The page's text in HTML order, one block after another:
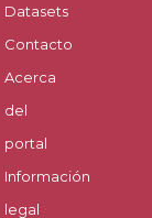
Datasets
Contacto
Acerca
del
portal
Información
legal